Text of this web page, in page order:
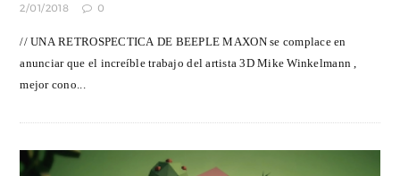
2/01/2018 0
// UNA RETROSPECTICA DE BEEPLE MAXON se complace en
anunciar que el increíble trabajo del artista 3D Mike Winkelmann ,
mejor cono...